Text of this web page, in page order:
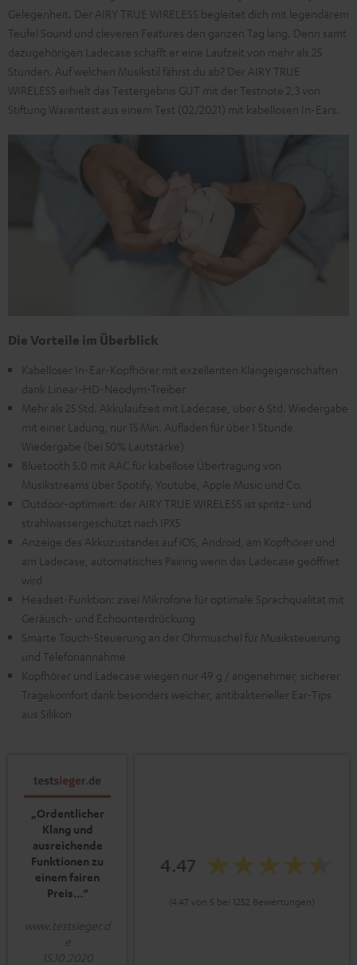
Gelegenheit. Der AIRY TRUE WIRELESS begleitet dich mit legendärem
Teufel Sound und cleveren Features den ganzen Tag lang. Denn samt
dazugehörigen Ladecase schafft er eine Laufzeit von mehr als 25
Stunden. Auf welchen Musikstil fährst du ab? Der AIRY TRUE
WIRELESS erhielt das Testergebnis GUT mit der Testnote 2,3 von
Stiftung Warentest aus einem Test (02/2021) mit kabellosen In-Ears.
Die Vorteile im Überblick
Kabelloser In-Ear-Kopfhörer mit exzellenten Klangeigenschaften
dank Linear-HD-Neodym-Treiber
Mehr als 25 Std. Akkulaufzeit mit Ladecase, über 6 Std. Wiedergabe
mit einer Ladung, nur 15 Min. Aufladen für über 1 Stunde
Wiedergabe (bei 50% Lautstärke)
Bluetooth 5.0 mit AAC für kabellose Übertragung von
Musikstreams über Spotify, Youtube, Apple Music und Co.
Outdoor-optimiert: der AIRY TRUE WIRELESS ist spritz- und
strahlwassergeschützt nach IPX5
Anzeige des Akkuzustandes auf iOS, Android, am Kopfhörer und
am Ladecase, automatisches Pairing wenn das Ladecase geöffnet
wird
Headset-Funktion: zwei Mikrofone für optimale Sprachqualität mit
Geräusch- und Echounterdrückung
Smarte Touch-Steuerung an der Ohrmuschel für Musiksteuerung
und Telefonannahme
Kopfhörer und Ladecase wiegen nur 49 g / angenehmer, sicherer
Tragekomfort dank besonders weicher, antibakterieller Ear-Tips
aus Silikon
„Ordentlicher
Klang und
ausreichende
Funktionen zu
einem fairen
Preis…“
www.testsieger.d
e
15.10.2020
4.47
(4.47 von 5 bei 1252 Bewertungen)